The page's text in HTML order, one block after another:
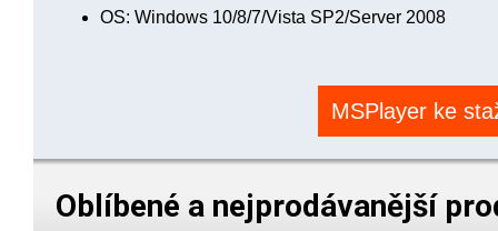
OS: Windows 10/8/7/Vista SP2/Server 2008
MSPlayer ke
Oblíbené a nejprodávanější